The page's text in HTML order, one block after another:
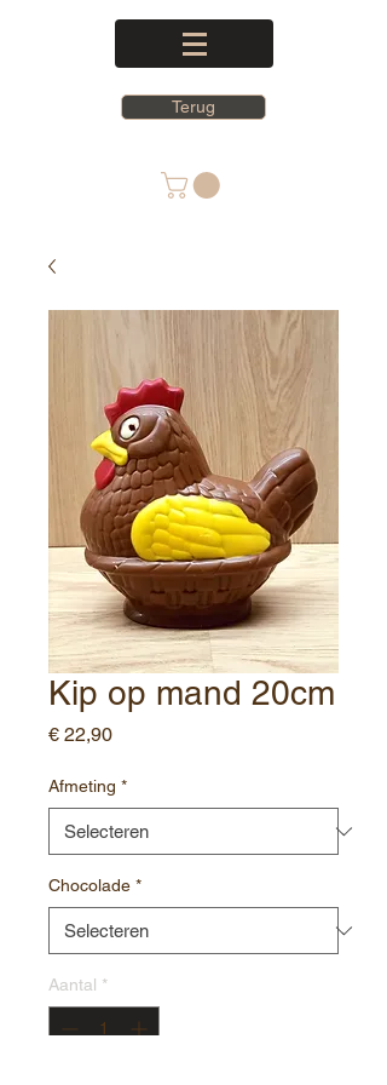
Terug
Kip op mand 20cm
€ 22,90Prijs
Afmeting *
Chocolade *
Aantal *